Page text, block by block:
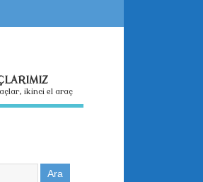
ikinci el araç